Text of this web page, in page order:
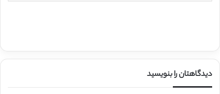
دیدگاهتان را بنویسید